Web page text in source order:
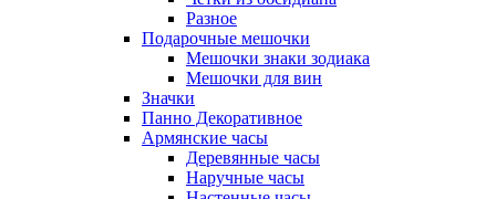
Разное
Подарочные мешочки
Мешочки знаки зодиака
Мешочки для вин
Значки
Панно Декоративное
Армянские часы
Деревянные часы
Наручные часы